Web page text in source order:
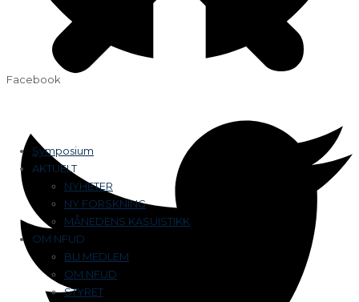
Symposium
AKTUELT
NYHETER
NY FORSKNING
MÅNEDENS KASUISTIKK
OM NFUD
BLI MEDLEM
OM NFUD
STYRET
Facebook